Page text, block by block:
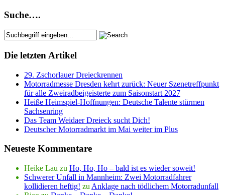
Suche….
Die letzten Artikel
29. Zschorlauer Dreieckrennen
Motorradmesse Dresden kehrt zurück: Neuer Szenetreffpunkt
für alle Zweiradbeigeisterte zum Saisonstart 2027
Heiße Heimspiel-Hoffnungen: Deutsche Talente stürmen
Sachsenring
Das Team Weidaer Dreieck sucht Dich!
Deutscher Motorradmarkt im Mai weiter im Plus
Neueste Kommentare
Heike Lau zu Ho, Ho, Ho – bald ist es wieder soweit!
Schwerer Unfall in Mannheim: Zwei Motorradfahrer
kollidieren heftig! zu Anklage nach tödlichem Motorradunfall